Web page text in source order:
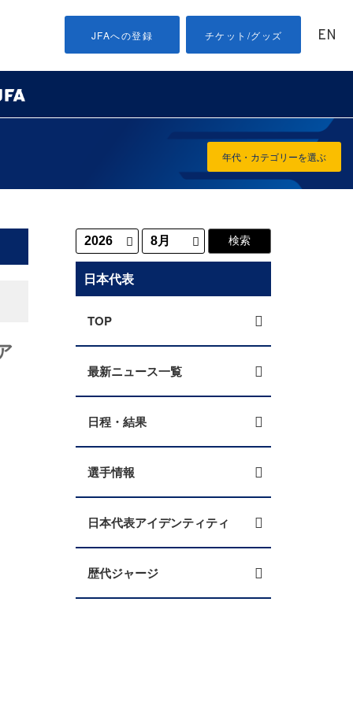
JFAへの登録 チケット/グッズ EN
年代・カテゴリーを選ぶ
日本代表
TOP
最新ニュース一覧
日程・結果
選手情報
日本代表アイデンティティ
歴代ジャージ